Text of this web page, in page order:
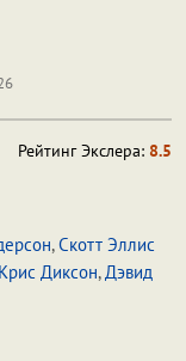
Рейтинг Экслера: 8.5
,Скотт Эллис
Крис Диксон,Дэвид